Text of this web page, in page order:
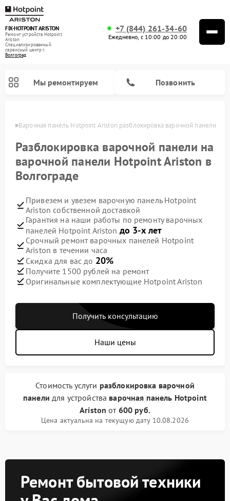
FIX-HOTPOINT ARISTON
Ремонт устройств Hotpoint
Ariston
Специализированный
cервисный центр г.
Волгоград
+7 (844) 261-34-60
Ежедневно, с 10:00 до 20:00
Мы ремонтируем Позвонить
Варочная панель Hotpoint Ariston разблокировка варочной панели
Разблокировка варочной панели на
варочной панели Hotpoint Ariston в
Волгограде
Привезем и увезем варочную панель Hotpoint
Ariston собственной доставкой
Гарантия на наши работы по ремонту варочных
панелей Hotpoint Ariston до 3-х лет
Срочный ремонт варочных панелей Hotpoint
Ariston в течении часа
Скидка для вас до 20%
Получите 1500 рублей на ремонт
Оригинальные комплектующие Hotpoint Ariston
Получить консультацию
Наши цены
Стоимость услуги разблокировка варочной
панели для устройства варочная панель Hotpoint
Ariston от 600 руб.
Цена актуальна на текущую дату 10.08.2026
Ремонт бытовой техники